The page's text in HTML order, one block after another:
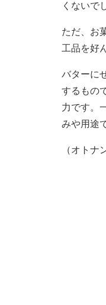
くないで
ただ、お
工品を好
バターに
するもの
力です。
みや用途
（オトナ